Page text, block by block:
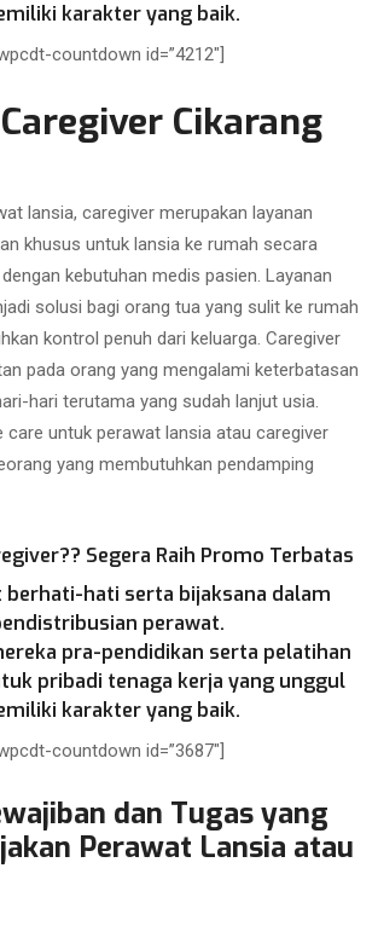
karakter yang baik.
countdown id=”4212″]
Cikarang
lansia, caregiver merupakan layanan
khusus untuk lansia ke rumah secara
kebutuhan medis pasien. Layanan
solusi bagi orang tua yang sulit ke rumah
kontrol penuh dari keluarga. Caregiver
pada orang yang mengalami keterbatasan
hari terutama yang sudah lanjut usia.
care untuk perawat lansia atau caregiver
yang membutuhkan pendamping
Segera Raih Promo Terbatas
berhati-hati serta bijaksana dalam
perawat.
pra-pendidikan serta pelatihan
pribadi tenaga kerja yang unggul
karakter yang baik.
countdown id=”3687″]
dan Tugas yang
Perawat Lansia atau